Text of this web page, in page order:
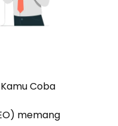
Coba
memang